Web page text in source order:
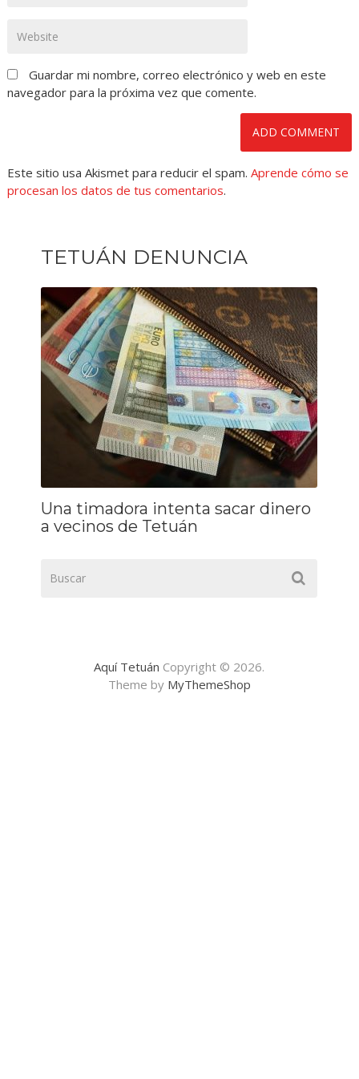
Guardar mi nombre, correo electrónico y web en este
navegador para la próxima vez que comente.
Este sitio usa Akismet para reducir el spam. Aprende cómo se
procesan los datos de tus comentarios.
TETUÁN DENUNCIA
Una timadora intenta sacar dinero
a vecinos de Tetuán
Aquí Tetuán Copyright © 2026.
Theme by MyThemeShop